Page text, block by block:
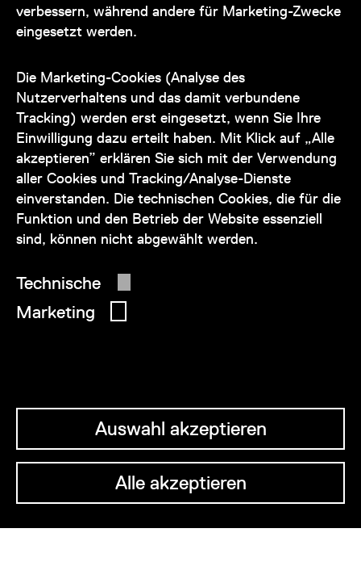
verbessern, während andere für Marketing-Zwecke
eingesetzt werden.
Die Marketing-Cookies (Analyse des
Nutzerverhaltens und das damit verbundene
Tracking) werden erst eingesetzt, wenn Sie Ihre
Einwilligung dazu erteilt haben. Mit Klick auf „Alle
akzeptieren” erklären Sie sich mit der Verwendung
aller Cookies und Tracking/Analyse-Dienste
einverstanden. Die technischen Cookies, die für die
Funktion und den Betrieb der Website essenziell
sind, können nicht abgewählt werden.
Technische
Marketing
Auswahl akzeptieren
Alle akzeptieren
auch telefonisch zur Verfügung:
+43 1 505 87 47 85173
service@wienmuseum.at